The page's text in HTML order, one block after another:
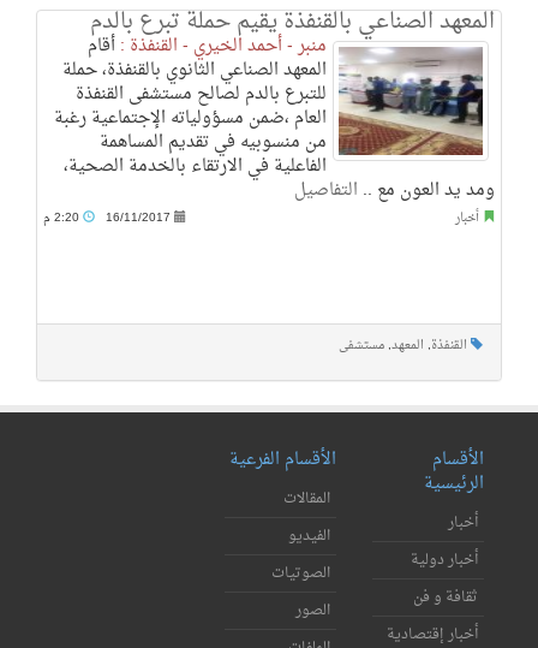
المعهد الصناعي بالقنفذة يقيم حملة تبرع بالدم
منبر - أحمد الخيري - القنفذة :أقام
المعهد الصناعي الثانوي بالقنفذة، حملة
للتبرع بالدم لصالح مستشفى القنفذة
العام ،ضمن مسؤولياته الإجتماعية رغبة
من منسوبيه في تقديم المساهمة
الفاعلية في الارتقاء بالخدمة الصحية،
ومد يد العون مع .. التفاصيل
أخبار 16/11/2017
القنفذة, المعهد, مستشفى
الأقسام
الرئيسية
أخبار
أخبار دولية
ثقافة و فن
أخبار إقتصادية
الأقسام الفرعية
المقالات
الفيديو
الصوتيات
الصور